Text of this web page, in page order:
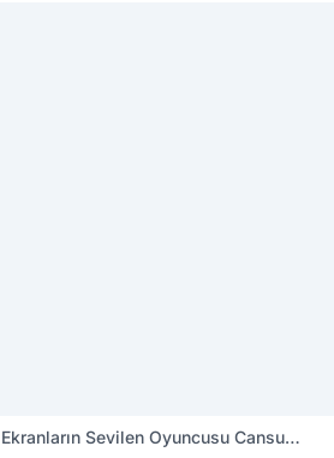
Ekranların Sevilen Oyuncusu Cansu